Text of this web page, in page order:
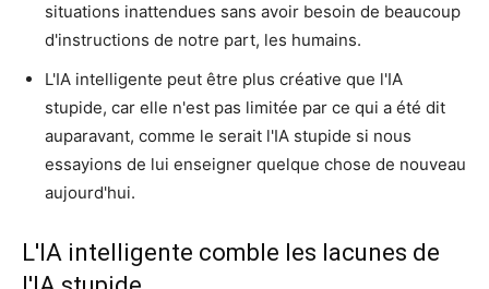
situations inattendues sans avoir besoin de beaucoup
d'instructions de notre part, les humains.
L'IA intelligente peut être plus créative que l'IA
stupide, car elle n'est pas limitée par ce qui a été dit
auparavant, comme le serait l'IA stupide si nous
essayions de lui enseigner quelque chose de nouveau
aujourd'hui.
L'IA intelligente comble les lacunes de